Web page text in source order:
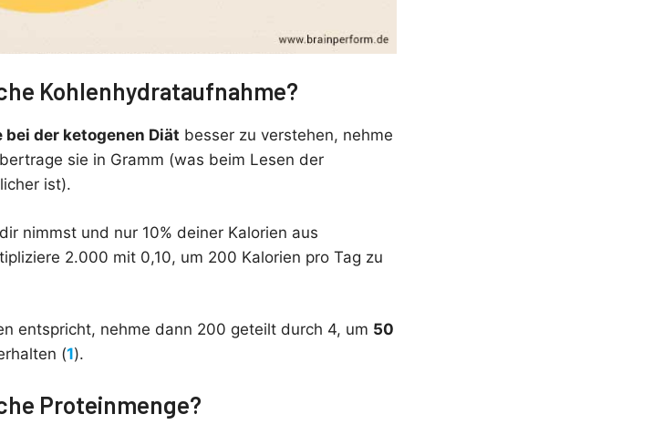
Kohlenhydrataufnahme?
der ketogenen Diät besser zu verstehen, nehme
sie in Gramm (was beim Lesen der
ist).
nimmst und nur 10% deiner Kalorien aus
2.000 mit 0,10, um 200 Kalorien pro Tag zu
entspricht, nehme dann 200 geteilt durch 4, um 50
(1).
Proteinmenge?